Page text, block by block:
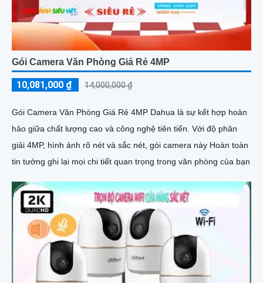
Gói Camera Văn Phòng Giá Rẻ 4MP
10,081,000 ₫ 14,000,000 ₫
Gói Camera Văn Phòng Giá Rẻ 4MP Dahua là sự kết hợp hoàn
hảo giữa chất lượng cao và công nghệ tiên tiến. Với độ phân
giải 4MP, hình ảnh rõ nét và sắc nét, gói camera này Hoàn toàn
tin tưởng ghi lại mọi chi tiết quan trọng trong văn phòng của bạn